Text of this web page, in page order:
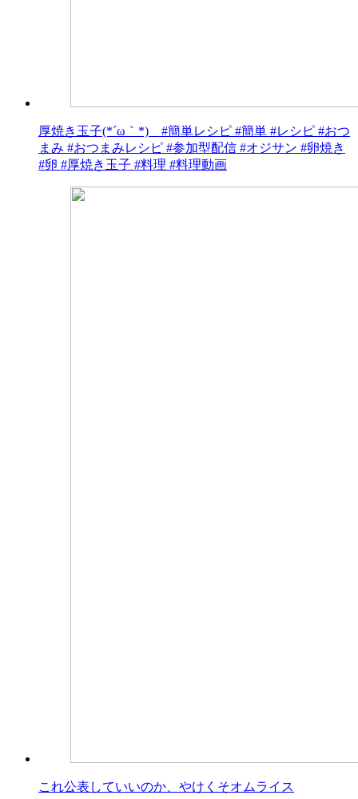
厚焼き玉子(*´ω｀*) #簡単レシピ #簡単 #レシピ #おつ
まみ #おつまみレシピ #参加型配信 #オジサン #卵焼き
#卵 #厚焼き玉子 #料理 #料理動画
これ公表していいのか、やけくそオムライス